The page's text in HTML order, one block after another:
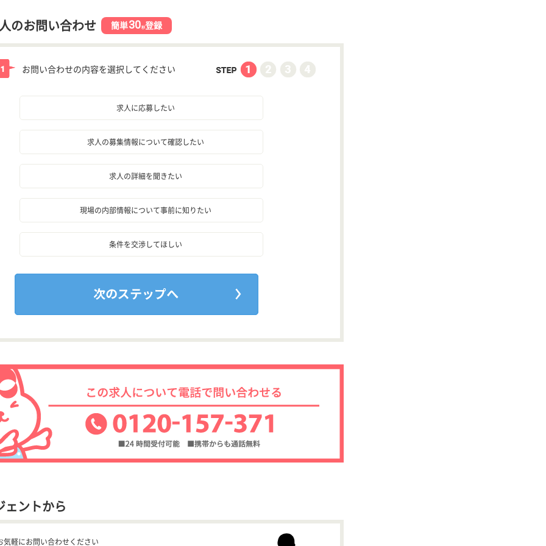
のお問い合わせ 簡単30秒登録
お問い合わせの内容を選択してください
求人に応募したい
求人の募集情報について確認したい
求人の詳細を聞きたい
現場の内部情報について事前に知りたい
条件を交渉してほしい
ェントから
気軽にお問い合わせください